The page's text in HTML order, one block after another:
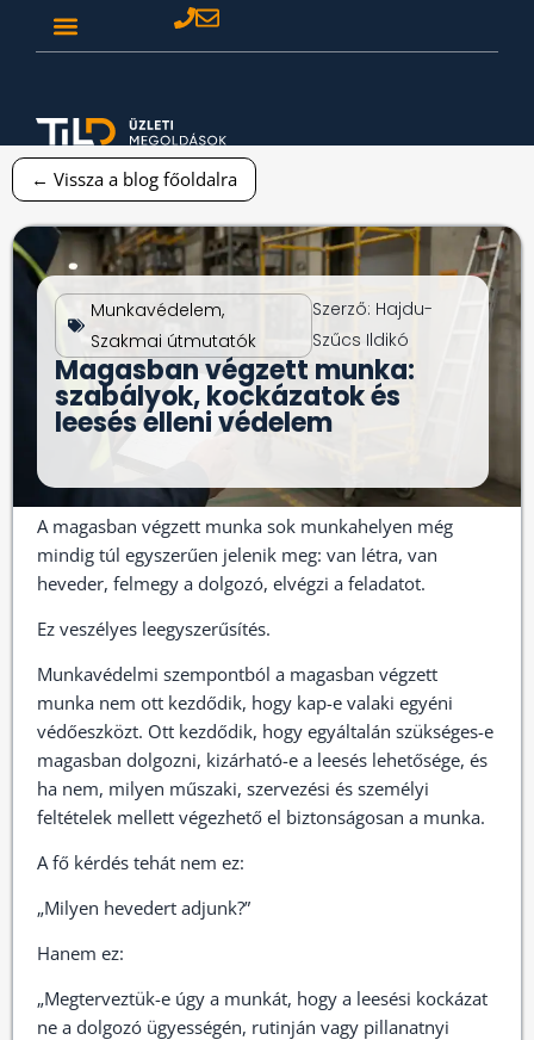
← Vissza a blog főoldalra
Munkavédelem,
Szakmai útmutatók
Szerző: Hajdu-
Szűcs Ildikó
Magasban végzett munka:
szabályok, kockázatok és
leesés elleni védelem
A magasban végzett munka sok munkahelyen még
mindig túl egyszerűen jelenik meg: van létra, van
heveder, felmegy a dolgozó, elvégzi a feladatot.
Ez veszélyes leegyszerűsítés.
Munkavédelmi szempontból a magasban végzett
munka nem ott kezdődik, hogy kap-e valaki egyéni
védőeszközt. Ott kezdődik, hogy egyáltalán szükséges-e
magasban dolgozni, kizárható-e a leesés lehetősége, és
ha nem, milyen műszaki, szervezési és személyi
feltételek mellett végezhető el biztonságosan a munka.
A fő kérdés tehát nem ez:
„Milyen hevedert adjunk?”
Hanem ez:
„Megterveztük-e úgy a munkát, hogy a leesési kockázat
ne a dolgozó ügyességén, rutinján vagy pillanatnyi